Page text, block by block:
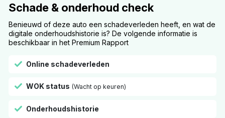
Schade & onderhoud check
Benieuwd of deze auto een schadeverleden heeft, en wat de
digitale onderhoudshistorie is? De volgende informatie is
beschikbaar in het Premium Rapport
Online schadeverleden
WOK status (Wacht op keuren)
Onderhoudshistorie